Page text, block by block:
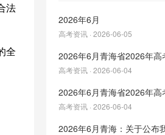
法
全
2026年6月
高考资讯 · 2026-06-05
高考资讯 · 2026-06-04
高考资讯 · 2026-06-04